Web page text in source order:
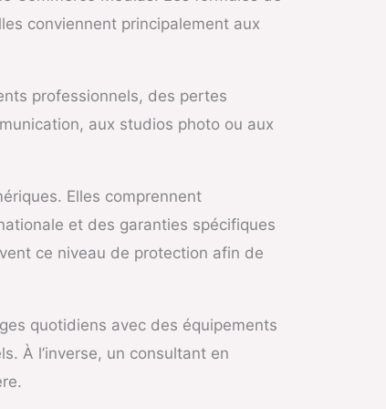
conviennent principalement aux
professionnels, des pertes
aux studios photo ou aux
Elles comprennent
et des garanties spécifiques
ce niveau de protection afin de
quotidiens avec des équipements
À l’inverse, un consultant en